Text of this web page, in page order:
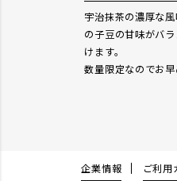
宇治抹茶の濃厚な
の子豆の甘味がバ
けます。
数量限定なのでお
企業情報 ご利用